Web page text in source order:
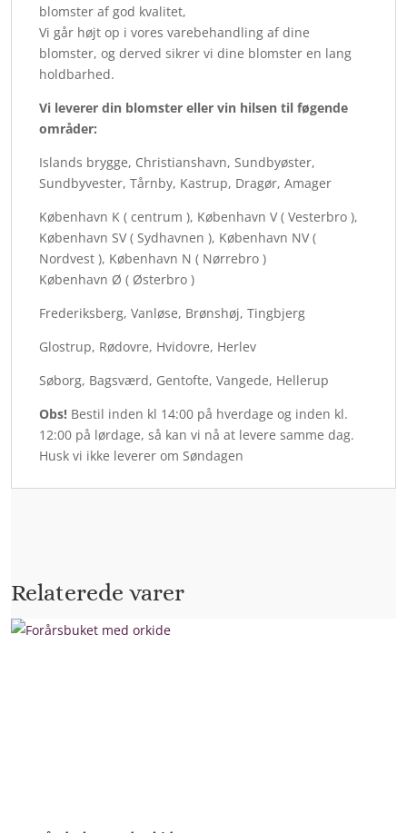
blomster af god kvalitet,
Vi går højt op i vores varebehandling af dine
blomster, og derved sikrer vi dine blomster en lang
holdbarhed.
Vi leverer din blomster eller vin hilsen til føgende
områder:
Islands brygge, Christianshavn, Sundbyøster,
Sundbyvester, Tårnby, Kastrup, Dragør, Amager
København K ( centrum ), København V ( Vesterbro ),
København SV ( Sydhavnen ), København NV (
Nordvest ), København N ( Nørrebro )
København Ø ( Østerbro )
Frederiksberg, Vanløse, Brønshøj, Tingbjerg
Glostrup, Rødovre, Hvidovre, Herlev
Søborg, Bagsværd, Gentofte, Vangede, Hellerup
Obs! Bestil inden kl 14:00 på hverdage og inden kl.
12:00 på lørdage, så kan vi nå at levere samme dag.
Husk vi ikke leverer om Søndagen
Relaterede varer